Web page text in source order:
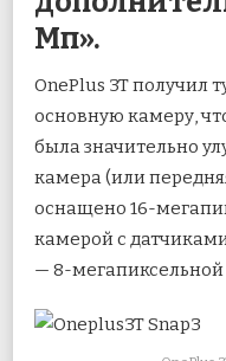
Мп».
OnePlus 3T получил
основную камеру,
была значительно
камера (или
оснащено 16-
камерой с датчиками
— 8-